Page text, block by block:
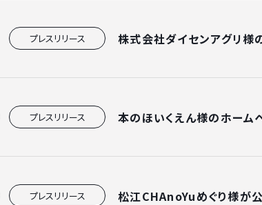
プレスリリース 株式会社ダイセンアグリ様
プレスリリース 本のほいくえん様のホーム
プレスリリース 松江CHAnoYuめぐり様が